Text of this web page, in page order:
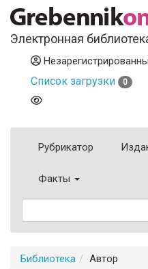
Электронная
Список загрузки 0
Рубрикатор
Факты
Библиотека Автор